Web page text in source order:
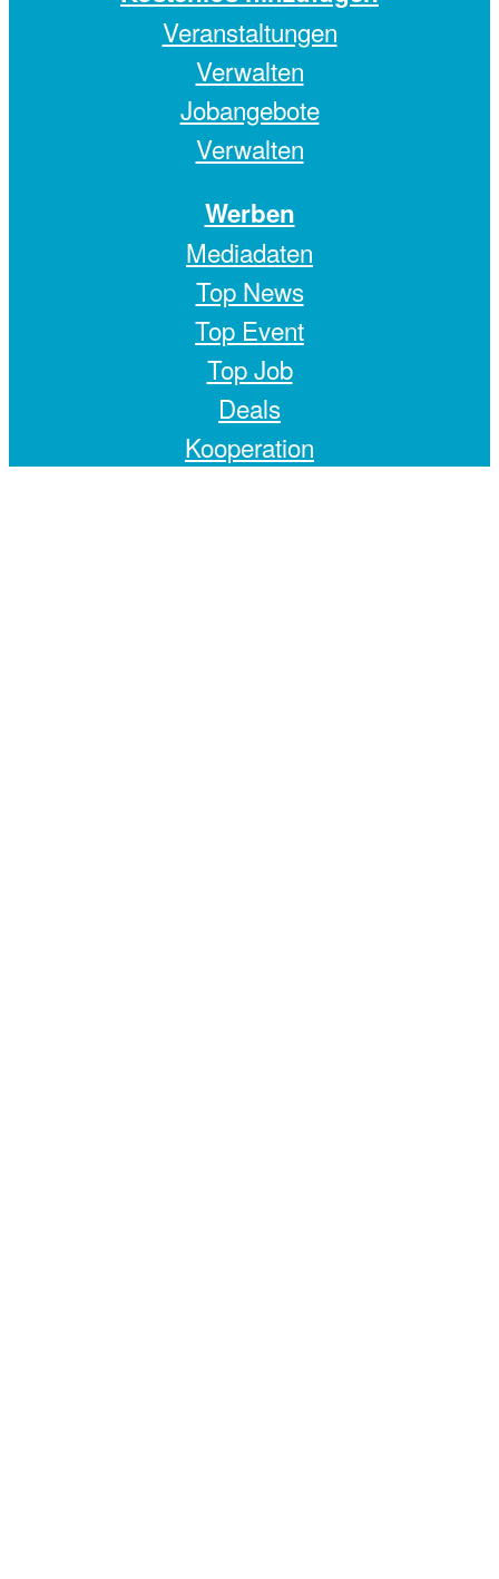
Veranstaltungen
Verwalten
Jobangebote
Verwalten
Werben
Mediadaten
Top News
Top Event
Top Job
Deals
Kooperation